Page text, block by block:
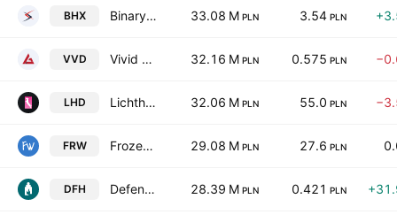
BHX Binary Helix SA 33.08 M PLN 3.54 PLN
VVD Vivid Games SA 32.16 M PLN 0.575 PLN
LHD Lichthund S.A. 32.06 M PLN 55.0 PLN
FRW Frozen Way S.A. 29.08 M PLN 27.6 PLN
DFH Defence.Hub S.A. 28.39 M PLN 0.421 PLN